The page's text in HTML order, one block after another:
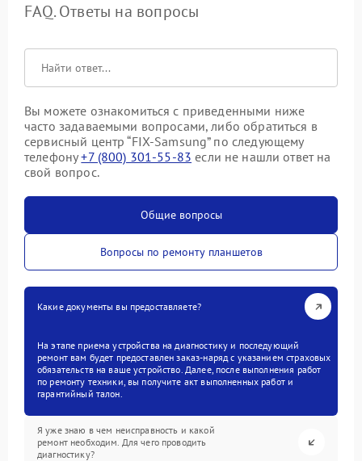
FAQ. Ответы на вопросы
Вы можете ознакомиться с приведенными ниже
часто задаваемыми вопросами, либо обратиться в
сервисный центр “FIX-Samsung” по следующему
телефону+7 (800) 301-55-83 если не нашли ответ на
свой вопрос.
Общие вопросы
Вопросы по ремонту планшетов
Какие документы вы предоставляете?
На этапе приема устройства на диагностику и последующий
ремонт вам будет предоставлен заказ-наряд с указанием страховых
обязательств на ваше устройство. Далее, после выполнения работ
по ремонту техники, вы получите акт выполненных работ и
гарантийный талон.
Я уже знаю в чем неисправность и какой
ремонт необходим. Для чего проводить
диагностику?